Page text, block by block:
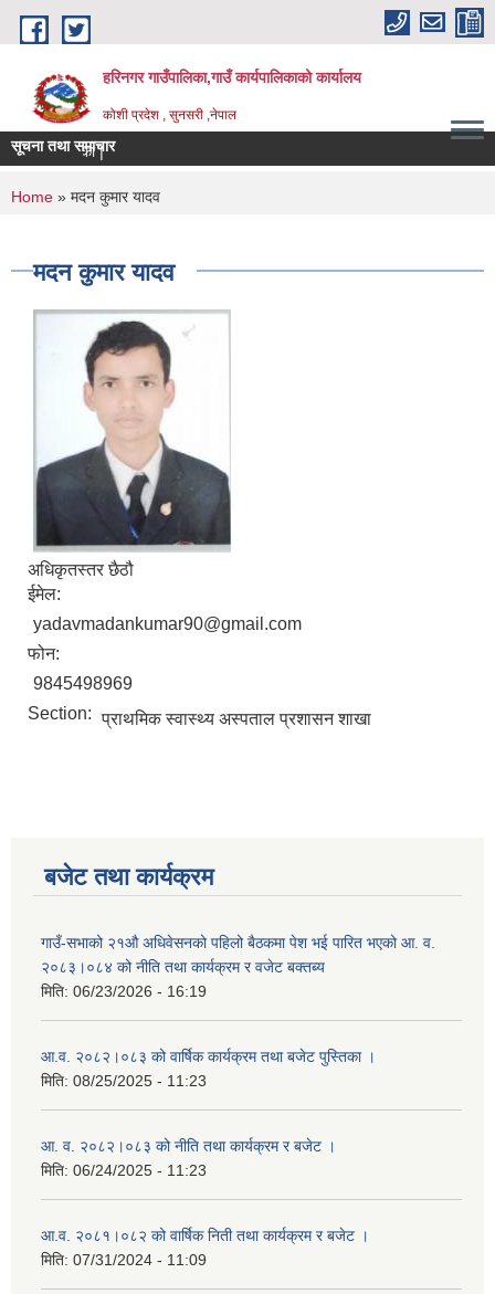
Skip to main content
हरिनगर गाउँपालिका,गाउँ कार्यपालिकाको कार्यालय
कोशी प्रदेश , सुनसरी ,नेपाल
सूचना तथा समाचार
सहकारी स |
You are here
Home » मदन कुमार यादव
मदन कुमार यादव
अधिकृतस्तर छैठौ
ईमेल:
yadavmadankumar90@gmail.com
फोन:
9845498969
Section: प्राथमिक स्वास्थ्य अस्पताल प्रशासन शाखा
बजेट तथा कार्यक्रम
गाउँ-सभाको २१औ अधिवेसनको पहिलो बैठकमा पेश भई पारित भएको आ. व.
२०८३।०८४ को नीति तथा कार्यक्रम र वजेट बक्तब्य
मिति: 06/23/2026 - 16:19
आ.व. २०८२।०८३ को वार्षिक कार्यक्रम तथा बजेट पुस्तिका ।
मिति: 08/25/2025 - 11:23
आ. व. २०८२।०८३ को नीति तथा कार्यक्रम र बजेट ।
मिति: 06/24/2025 - 11:23
आ.व. २०८१।०८२ को वार्षिक निती तथा कार्यक्रम र बजेट ।
मिति: 07/31/2024 - 11:09